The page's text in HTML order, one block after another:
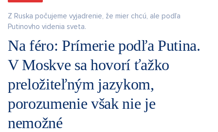
Z Ruska počujeme vyjadrenie, že mier chcú, ale podľa
Putinovho videnia sveta.
Na féro: Prímerie podľa Putina.
V Moskve sa hovorí ťažko
preložiteľným jazykom,
porozumenie však nie je
nemožné